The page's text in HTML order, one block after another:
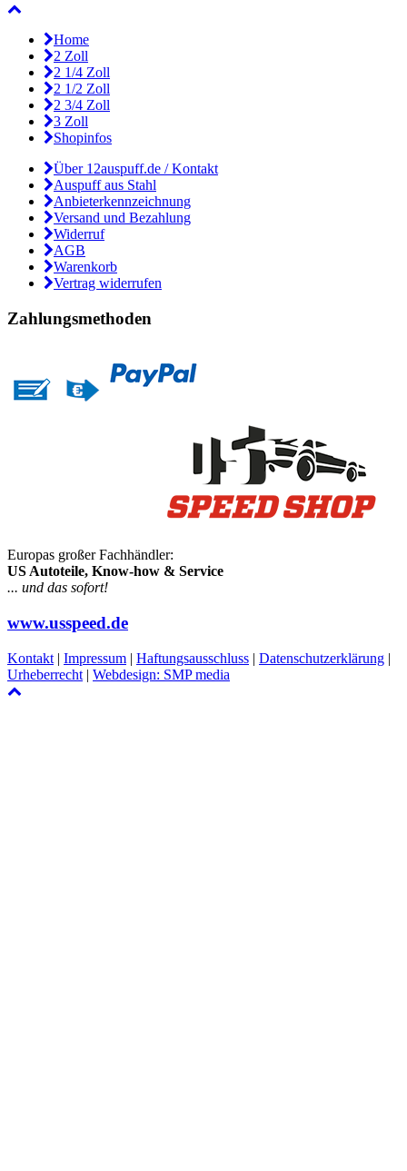
Home
2 Zoll
2 1/4 Zoll
2 1/2 Zoll
2 3/4 Zoll
3 Zoll
Shopinfos
Über 12auspuff.de / Kontakt
Auspuff aus Stahl
Anbieterkennzeichnung
Versand und Bezahlung
Widerruf
AGB
Warenkorb
Vertrag widerrufen
Zahlungsmethoden
Europas großer Fachhändler:
US Autoteile, Know-how & Service
... und das sofort!
www.usspeed.de
Kontakt | Impressum | Haftungsausschluss | Datenschutzerklärung |
Urheberrecht | Webdesign: SMP media